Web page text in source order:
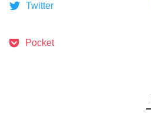
Twitter
Pocket